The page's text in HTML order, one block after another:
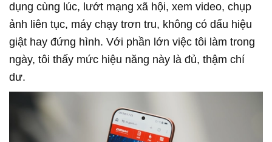
dụng cùng lúc, lướt mạng xã hội, xem video, chụp
ảnh liên tục, máy chạy trơn tru, không có dấu hiệu
giật hay đứng hình. Với phần lớn việc tôi làm trong
ngày, tôi thấy mức hiệu năng này là đủ, thậm chí
dư.